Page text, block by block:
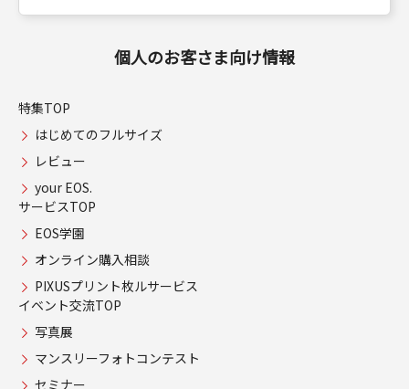
個人のお客さま向け情報
特集TOP
はじめてのフルサイズ
レビュー
your EOS.
サービスTOP
EOS学園
オンライン購入相談
PIXUSプリント枚ルサービス
イベント交流TOP
写真展
マンスリーフォトコンテスト
セミナー